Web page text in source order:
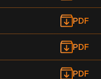
PDF
PDF
PDF